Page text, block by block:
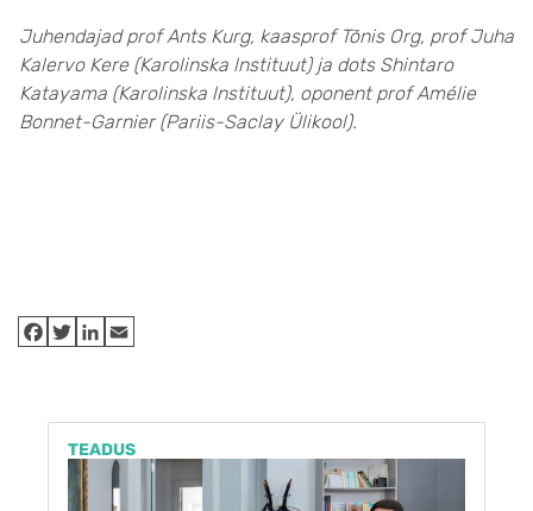
Juhendajad prof Ants Kurg, kaasprof Tõnis Org, prof Juha
Kalervo Kere (Karolinska lnstituut) ja dots Shintaro
Katayama (Karolinska lnstituut), oponent prof Amélie
Bonnet-Garnier (Pariis-Saclay Ülikool).
TEADUS